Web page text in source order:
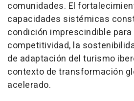
comunidades. El
capacidades sistémicas
condición imprescindible
competitividad, la
de adaptación del turismo
contexto de transformación
acelerado.